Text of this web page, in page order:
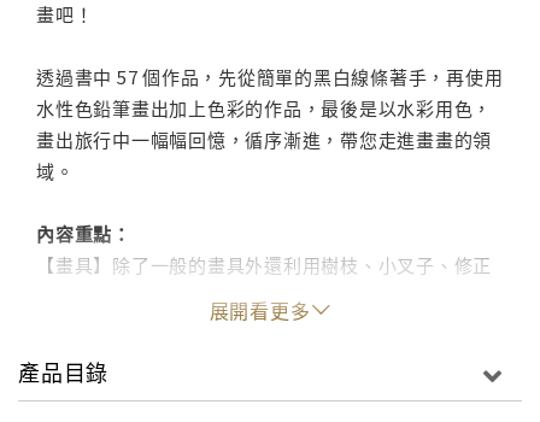
畫吧！
透過書中 57 個作品，先從簡單的黑白線條著手，再使用
水性色鉛筆畫出加上色彩的作品，最後是以水彩用色，
畫出旅行中一幅幅回憶，循序漸進，帶您走進畫畫的領
域。
內容重點：
【畫具】除了一般的畫具外還利用樹枝、小叉子、修正
液、濾網、咖啡漬…等，增添畫畫的趣味。
【跟著畫】除由物體的觀察中找到特點，再以圖說詳細
說明步驟，只要跟著畫，完成作品一點都不難。
【練習畫】每個主題後再用心準備二個練習，讓您還能
展開看更多
產品目錄